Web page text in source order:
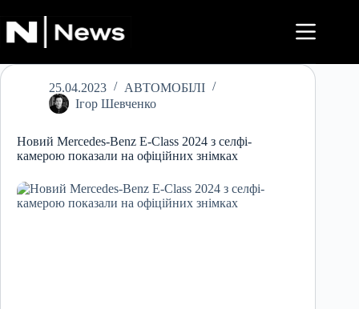
до
вмісту
25.04.2023
АВТОМОБІЛІ
Ігор Шевченко
Новий Mercedes-Benz E-Class 2024 з селфі-
камерою показали на офіційних знімках